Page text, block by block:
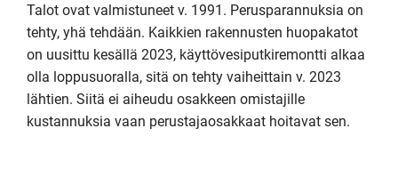
Talot ovat valmistuneet v. 1991. Perusparannuksia on
tehty, yhä tehdään. Kaikkien rakennusten huopakatot
on uusittu kesällä 2023, käyttövesiputkiremontti alkaa
olla loppusuoralla, sitä on tehty vaiheittain v. 2023
lähtien. Siitä ei aiheudu osakkeen omistajille
kustannuksia vaan perustajaosakkaat hoitavat sen.